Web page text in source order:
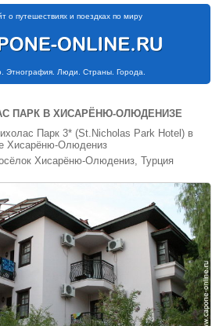
о путешествиях и поездках по миру
Этнография. Люди. Страны. Города.
ПАРК В ХИСАРЁНЮ-ОЛЮДЕНИЗЕ
Парк 3* (St.Nicholas Park Hotel) в
Хисарёню-Олюдениз
Хисарёню-Олюдениз, Турция